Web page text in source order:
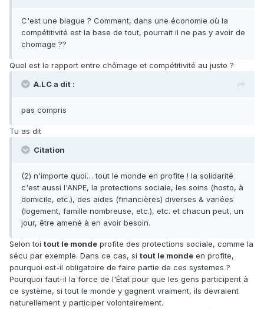
C'est une blague ? Comment, dans une économie où la
compétitivité est la base de tout, pourrait il ne pas y avoir de
chomage ??
Quel est le rapport entre chômage et compétitivité au juste ?
A.LC a dit :
pas compris
Tu as dit
Citation
(2) n'importe quoi… tout le monde en profite ! la solidarité
c'est aussi l'ANPE, la protections sociale, les soins (hosto, à
domicile, etc.), des aides (financières) diverses & variées
(logement, famille nombreuse, etc.), etc. et chacun peut, un
jour, être amené à en avoir besoin.
Selon toi tout le monde profite des protections sociale, comme la
sécu par exemple. Dans ce cas, si tout le monde en profite,
pourquoi est-il obligatoire de faire partie de ces systemes ?
Pourquoi faut-il la force de l'État pour que les gens participent à
ce système, si tout le monde y gagnent vraiment, ils devraient
naturellement y participer volontairement.